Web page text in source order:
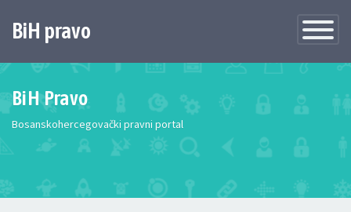
Toggle
BiH pravo
BiH Pravo
Bosanskohercegovački pravni portal